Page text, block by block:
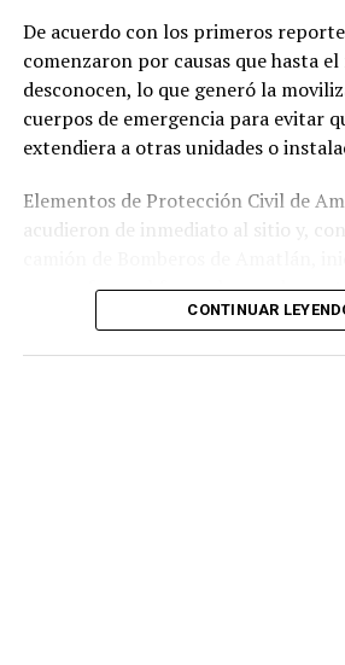
públicos.
De acuerdo con los primeros
comenzaron por causas que hasta
desconocen, lo que generó la
cuerpos de emergencia para evitar
extendiera a otras unidades o
Elementos de Protección Civil de
acudieron de inmediato al sitio y,
para sofocar el fuego, logrando
tras varios minutos de trabajo.
CONTINUAR